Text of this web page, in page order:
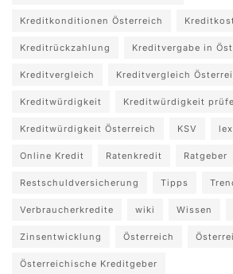
Kreditkonditionen Österreich
Kreditrückzahlung Kreditvergabe in
Kreditvergleich Kreditvergleich
Kreditwürdigkeit Kreditwürdigkeit
Kreditwürdigkeit Österreich KSV
Online Kredit Ratenkredit Ratgeber
Restschuldversicherung Tipps
Verbraucherkredite wiki Wissen
Zinsentwicklung Österreich
Österreichische Kreditgeber